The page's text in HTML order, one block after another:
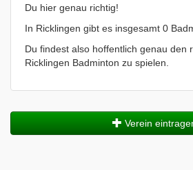
Du hier genau richtig!
In Ricklingen gibt es insgesamt 0
Du findest also hoffentlich genau den
Ricklingen Badminton zu spielen.
Verein